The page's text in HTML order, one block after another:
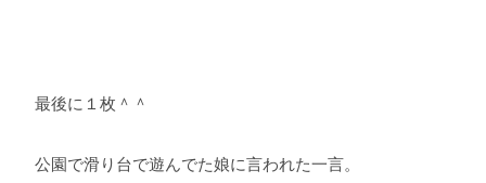
最後に１枚＾＾
公園で滑り台で遊んでた娘に言われた一言。